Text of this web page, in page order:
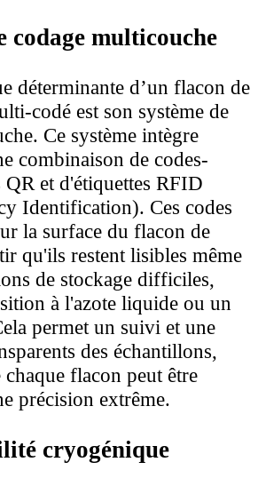
codage multicouche
déterminante d’un flacon de
codé est son système de
Ce système intègre
combinaison de codes-
QR et d'étiquettes RFID
Identification). Ces codes
la surface du flacon de
qu'ils restent lisibles même
de stockage difficiles,
à l'azote liquide ou un
permet un suivi et une
des échantillons,
chaque flacon peut être
précision extrême.
cryogénique